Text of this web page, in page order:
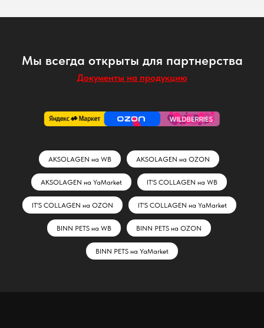
Мы всегда открыты для партнерства
Документы на продукцию
AKSOLAGEN на WB AKSOLAGEN на OZON
AKSOLAGEN на YaMarket IT'S COLLAGEN на WB
IT'S COLLAGEN на OZON IT'S COLLAGEN на YaMarket
BINN PETS на WB BINN PETS на OZON
BINN PETS на YaMarket